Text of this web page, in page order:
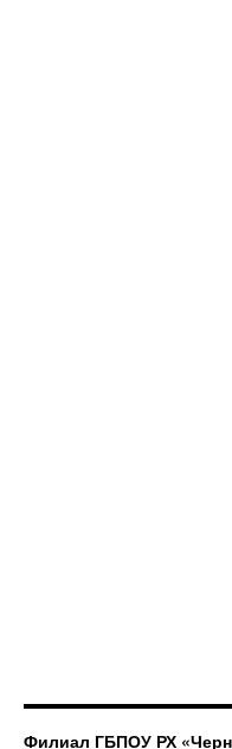
Филиал ГБПОУ РХ